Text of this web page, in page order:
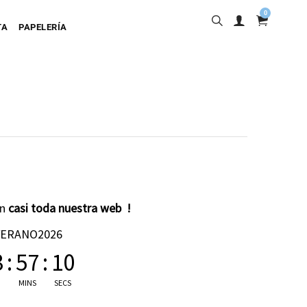
0
Adhesiva
Colgante
PAPELERÍA
casi toda nuestra web !
:57
MINS
: 09
SECS